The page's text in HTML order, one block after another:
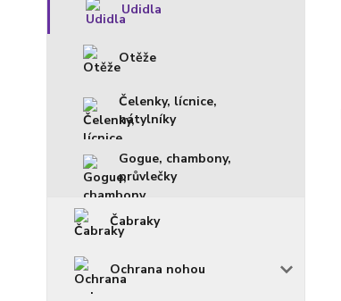
Udidla
Otěže
Čelenky, lícnice,
nátylníky
Gogue, chambony,
průvlečky
Čabraky
Ochrana nohou